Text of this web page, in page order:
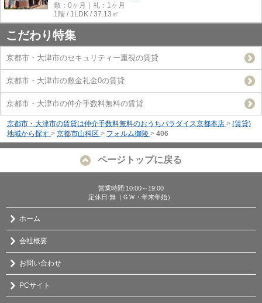
敷：0ヶ月｜礼：1ヶ月
1階 / 1LDK / 37.13㎡
こだわり特集
京都市・大津市のセキュリティー重視の賃貸
京都市・大津市の敷金礼金0の賃貸
京都市・大津市の仲介手数料無料の賃貸
京都市・大津市の賃貸は仲介手数料無料のおうちパラダイス京都本店 > (賃貸)
地域から探す > 京都市山科区 > フォルム御陵 > 406
ページトップに戻る
営業時間:10:00～19:00
定休日:無（ＧＷ・年末年始）
ホーム
会社概要
お問い合わせ
PCサイト